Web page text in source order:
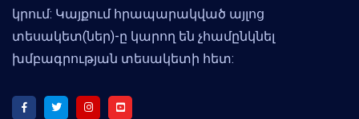
կրում: Կայքում հրապարակված այլոց
տեսակետ(ներ)-ը կարող են չհամընկնել
խմբագրության տեսակետի հետ: